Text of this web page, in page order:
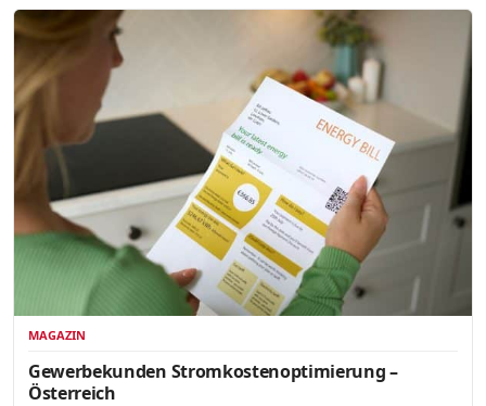
MAGAZIN
Gewerbekunden Stromkostenoptimierung –
Österreich